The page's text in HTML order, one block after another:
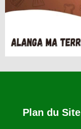
Plan du Site